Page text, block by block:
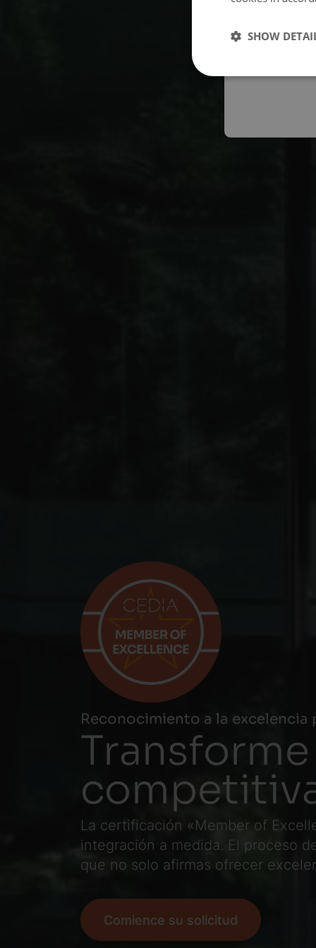
Reconocimiento a la excelencia
La certificación «Member of
integración a medida. El proceso
que no solo afirmas ofrecer
Comience su solicitud
SHOW